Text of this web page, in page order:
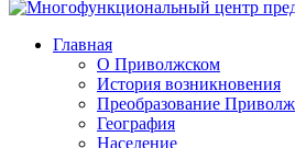
Главная
О Приволжском
История возникновения
Преобразование
География
Население